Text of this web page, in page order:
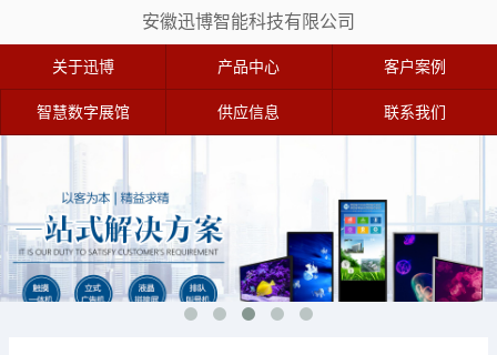
安徽迅博智能科技有限公司
关于迅博 产品中心 客户案例
智慧数字展馆 供应信息 联系我们